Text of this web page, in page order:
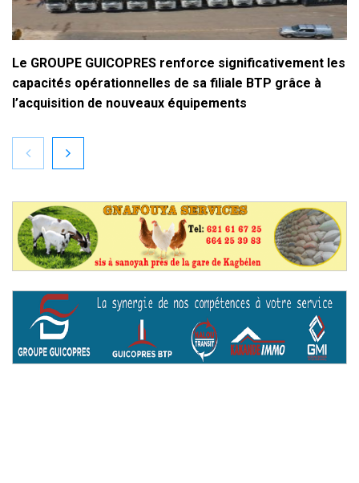
Le GROUPE GUICOPRES renforce significativement les
capacités opérationnelles de sa filiale BTP grâce à
l’acquisition de nouveaux équipements